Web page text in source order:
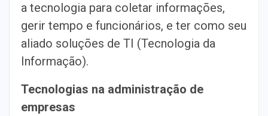
a tecnologia para coletar informações,
gerir tempo e funcionários, e ter como seu
aliado soluções de TI (Tecnologia da
Informação).
Tecnologias na administração de
empresas